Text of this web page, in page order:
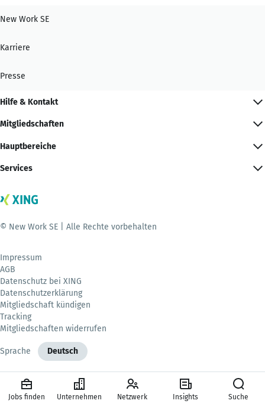
New Work SE
Karriere
Presse
Hilfe & Kontakt
Mitgliedschaften
Hauptbereiche
Services
© New Work SE | Alle Rechte vorbehalten
Impressum
AGB
Datenschutz bei XING
Datenschutzerklärung
Mitgliedschaft kündigen
Tracking
Mitgliedschaften widerrufen
Sprache Deutsch
Jobs finden Unternehmen Netzwerk Insights Suche